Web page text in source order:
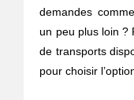
demandes
un peu plus loin ?
de transports
pour choisir